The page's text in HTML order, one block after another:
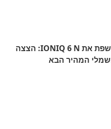
יונדאי חושפת את IONIQ 6 N: הצצה
המהיר הבא